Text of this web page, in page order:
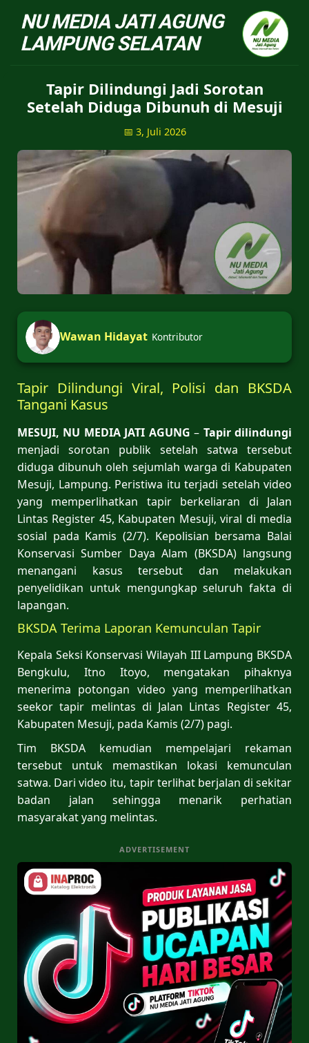
NU Jatiagung - Situs
Tapir Dilindungi Jadi Sorotan
Setelah Diduga Dibunuh di Mesuji
📅 3, Juli 2026
Wawan Hidayat Kontributor
Tapir Dilindungi Viral, Polisi dan BKSDA
Tangani Kasus
MESUJI, NU MEDIA JATI AGUNG – Tapir dilindungi
menjadi sorotan publik setelah satwa tersebut
diduga dibunuh oleh sejumlah warga di Kabupaten
Mesuji, Lampung. Peristiwa itu terjadi setelah video
yang memperlihatkan tapir berkeliaran di Jalan
Lintas Register 45, Kabupaten Mesuji, viral di media
sosial pada Kamis (2/7). Kepolisian bersama Balai
Konservasi Sumber Daya Alam (BKSDA) langsung
menangani kasus tersebut dan melakukan
penyelidikan untuk mengungkap seluruh fakta di
lapangan.
BKSDA Terima Laporan Kemunculan Tapir
Kepala Seksi Konservasi Wilayah III Lampung BKSDA
Bengkulu, Itno Itoyo, mengatakan pihaknya
menerima potongan video yang memperlihatkan
seekor tapir melintas di Jalan Lintas Register 45,
Kabupaten Mesuji, pada Kamis (2/7) pagi.
Tim BKSDA kemudian mempelajari rekaman
tersebut untuk memastikan lokasi kemunculan
satwa. Dari video itu, tapir terlihat berjalan di sekitar
badan jalan sehingga menarik perhatian
masyarakat yang melintas.
ADVERTISEMENT